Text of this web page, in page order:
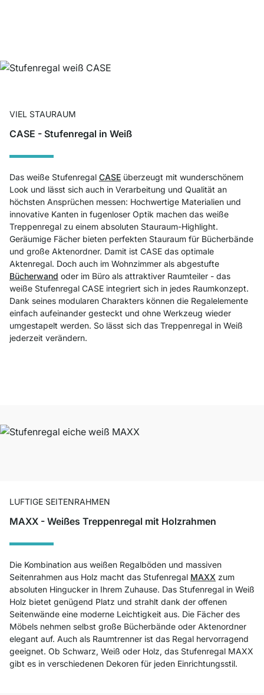
VIEL STAURAUM
CASE - Stufenregal in Weiß
Das weiße Stufenregal CASE überzeugt mit wunderschönem
Look und lässt sich auch in Verarbeitung und Qualität an
höchsten Ansprüchen messen: Hochwertige Materialien und
innovative Kanten in fugenloser Optik machen das weiße
Treppenregal zu einem absoluten Stauraum-Highlight.
Geräumige Fächer bieten perfekten Stauraum für Bücherbände
und große Aktenordner. Damit ist CASE das optimale
Aktenregal. Doch auch im Wohnzimmer als abgestufte
Bücherwand oder im Büro als attraktiver Raumteiler - das
weiße Stufenregal CASE integriert sich in jedes Raumkonzept.
Dank seines modularen Charakters können die Regalelemente
einfach aufeinander gesteckt und ohne Werkzeug wieder
umgestapelt werden. So lässt sich das Treppenregal in Weiß
jederzeit verändern.
LUFTIGE SEITENRAHMEN
MAXX - Weißes Treppenregal mit Holzrahmen
Die Kombination aus weißen Regalböden und massiven
Seitenrahmen aus Holz macht das Stufenregal MAXX zum
absoluten Hingucker in Ihrem Zuhause. Das Stufenregal in Weiß
Holz bietet genügend Platz und strahlt dank der offenen
Seitenwände eine moderne Leichtigkeit aus. Die Fächer des
Möbels nehmen selbst große Bücherbände oder Aktenordner
elegant auf. Auch als Raumtrenner ist das Regal hervorragend
geeignet. Ob Schwarz, Weiß oder Holz, das Stufenregal MAXX
gibt es in verschiedenen Dekoren für jeden Einrichtungsstil.